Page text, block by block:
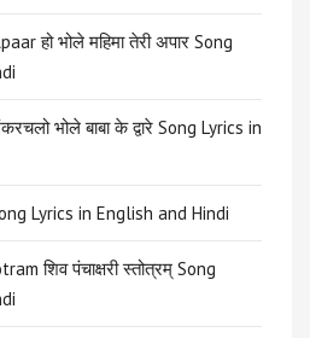
हो भोले महिमा तेरी अपार Song
भोले बाबा के द्वारे Song Lyrics in
Lyrics in English and Hindi
शिव पंचाक्षरी स्तोत्रम् Song